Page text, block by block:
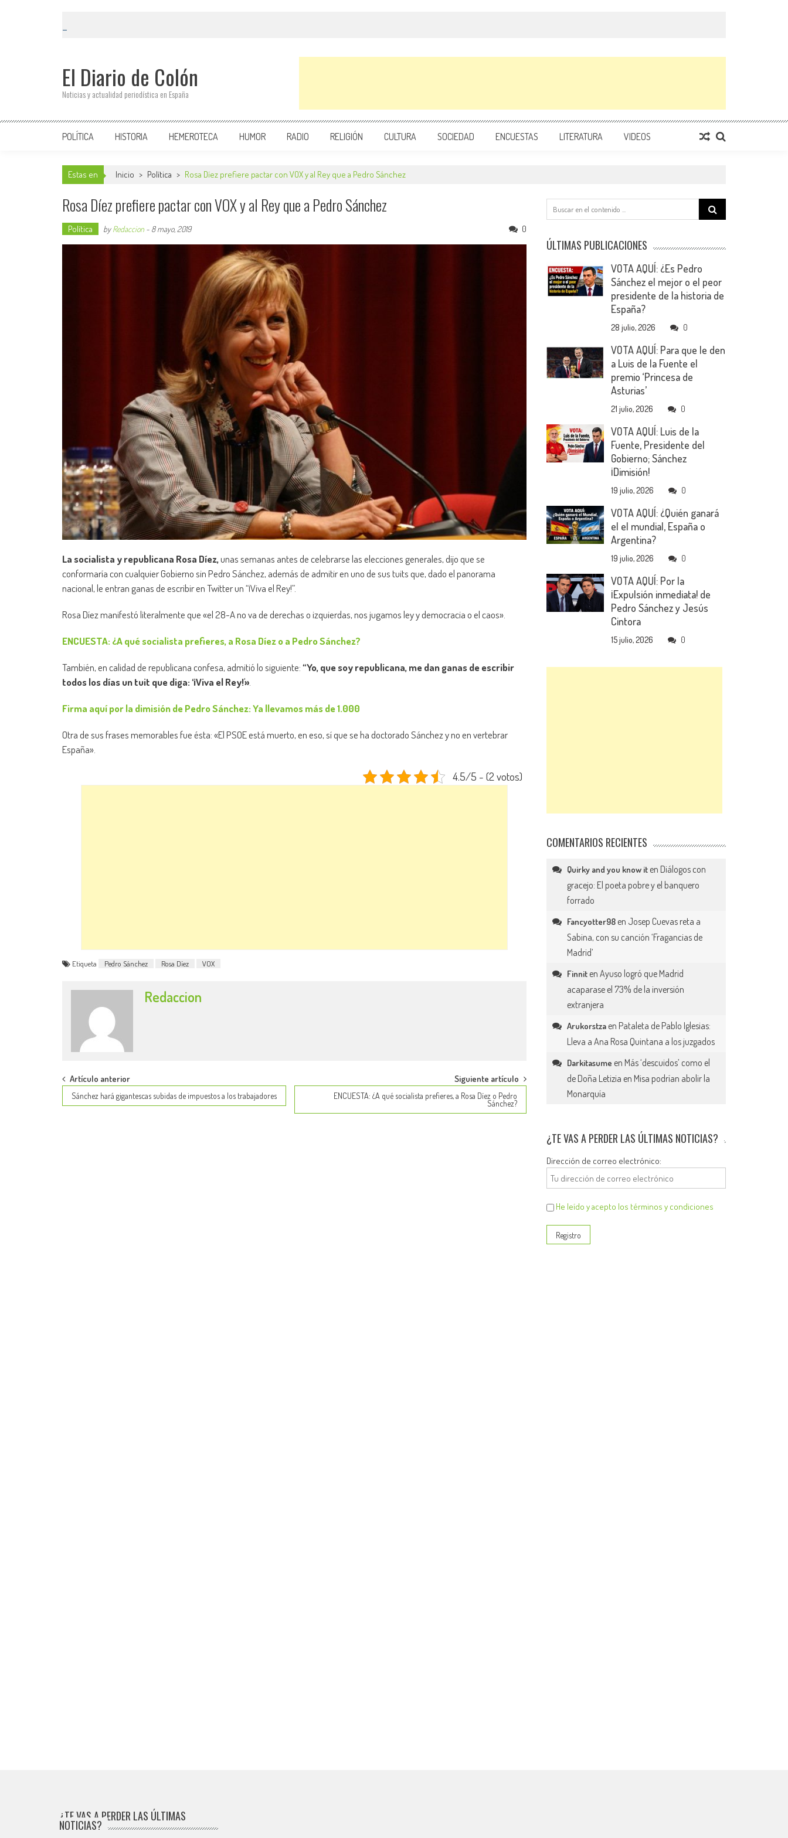
El Diario de Colón
Noticias y actualidad periodística en España
POLÍTICA HISTORIA HEMEROTECA HUMOR RADIO RELIGIÓN CULTURA SOCIEDAD ENCUESTAS LITERATURA VIDEOS
Estas en Inicio > Política > Rosa Díez prefiere pactar con VOX y al Rey que a Pedro Sánchez
Rosa Díez prefiere pactar con VOX y al Rey que a Pedro Sánchez
Política byRedaccion - 8 mayo, 2019 0
La socialista y republicana Rosa Díez,unas semanas antes de celebrarse las elecciones generales, dijo que se
conformaría con cualquier Gobierno sin Pedro Sánchez, además de admitir en uno de sus tuits que, dado el panorama
nacional, le entran ganas de escribir en Twitter un “¡Viva el Rey!”.
Rosa Díez manifestó literalmente que «el 28-A no va de derechas o izquierdas, nos jugamos ley y democracia o el caos».
ENCUESTA: ¿A qué socialista prefieres, a Rosa Díez o a Pedro Sánchez?
También, en calidad de republicana confesa, admitió lo siguiente:“Yo, que soy republicana, me dan ganas de escribir
todos los días un tuit que diga: ‘¡Viva el Rey!'»
Firma aquí por la dimisión de Pedro Sánchez: Ya llevamos más de 1.000
Otra de sus frases memorables fue ésta: «El PSOE está muerto, en eso, sí que se ha doctorado Sánchez y no en vertebrar
España».
4.5/5 - (2 votos)
Etiqueta Pedro Sánchez Rosa Díez VOX
Redaccion
Post
navigation
Artículo anterior
Sánchez hará gigantescas subidas de impuestos a los trabajadores
Siguiente artículo
ENCUESTA: ¿A qué socialista prefieres, a Rosa Díez o Pedro
Sánchez?
Search
for:
ÚLTIMAS PUBLICACIONES
VOTA AQUÍ: ¿Es Pedro
Sánchez el mejor o el peor
presidente de la historia de
España?
28 julio, 2026 0
VOTA AQUÍ: Para que le den
a Luis de la Fuente el
premio ‘Princesa de
Asturias’
21 julio, 2026 0
VOTA AQUÍ: Luis de la
Fuente, Presidente del
Gobierno; Sánchez
¡Dimisión!
19 julio, 2026 0
VOTA AQUÍ: ¿Quién ganará
el el mundial, España o
Argentina?
19 julio, 2026 0
VOTA AQUÍ: Por la
¡Expulsión inmediata! de
Pedro Sánchez y Jesús
Cintora
15 julio, 2026 0
COMENTARIOS RECIENTES
Quirky and you know it en Diálogos con
gracejo: El poeta pobre y el banquero
forrado
Fancyotter98 en Josep Cuevas reta a
Sabina, con su canción ‘Fragancias de
Madrid’
Finnit enAyuso logró que Madrid
acaparase el 73% de la inversión
extranjera
Arukorstza en Pataleta de Pablo Iglesias:
Lleva a Ana Rosa Quintana a los juzgados
Darkitasume en Más ‘descuidos’ como el
de Doña Letizia en Misa podrían abolir la
Monarquía
¿TE VAS A PERDER LAS ÚLTIMAS NOTICIAS?
Dirección de correo electrónico:
He leído y acepto los términos y condiciones
¿TE VAS A PERDER LAS ÚLTIMAS
NOTICIAS?